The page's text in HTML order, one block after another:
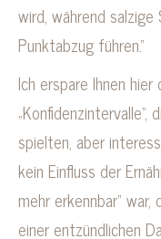
wird, während
Punktabzug führen.“
Ich erspare Ihnen
spielten, aber
kein Einfluss der
mehr erkennbar“
einer entzündlichen